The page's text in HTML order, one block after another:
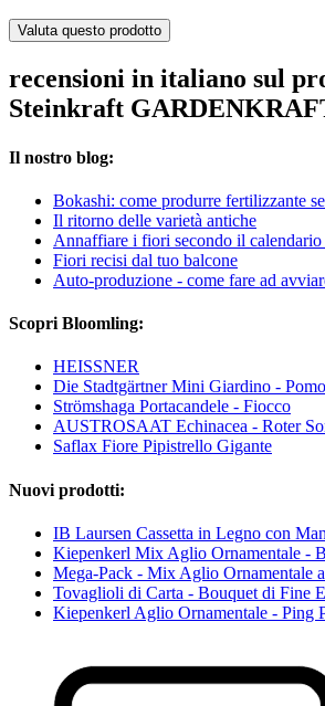
Valuta questo prodotto
recensioni in italiano sul
Steinkraft
Il nostro blog:
Bokashi: come produrre fertilizzante
Il ritorno delle varietà antiche
Annaffiare i fiori secondo il calendario
Fiori recisi dal tuo balcone
Auto-produzione - come fare ad
Scopri Bloomling:
HEISSNER
Die Stadtgärtner Mini Giardino -
Strömshaga Portacandele - Fiocco
AUSTROSAAT Echinacea - Roter
Saflax Fiore Pipistrello Gigante
Nuovi prodotti:
IB Laursen Cassetta in Legno con
Kiepenkerl Mix Aglio Ornamentale -
Mega-Pack - Mix Aglio Ornamentale
Tovaglioli di Carta - Bouquet di Fine
Kiepenkerl Aglio Ornamentale - Ping